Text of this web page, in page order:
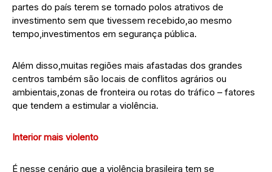
partes do país terem se tornado polos atrativos de
investimento sem que tivessem recebido,ao mesmo
tempo,investimentos em segurança pública.
Além disso,muitas regiões mais afastadas dos grandes
centros também são locais de conflitos agrários ou
ambientais,zonas de fronteira ou rotas do tráfico – fatores
que tendem a estimular a violência.
Interior mais violento
É nesse cenário que a violência brasileira tem se